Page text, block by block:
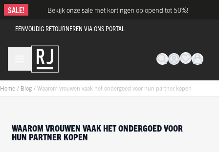
Ga naar de inhoud
SALE! Bekijk onze sale met kortingen oplopend tot 50%!
EENVOUDIG RETOURNEREN VIA ONS PORTAL
Home / Blog / Waarom vrouwen vaak het ondergoed voor hun partner kopen
WAAROM VROUWEN VAAK HET ONDERGOED VOOR
HUN PARTNER KOPEN